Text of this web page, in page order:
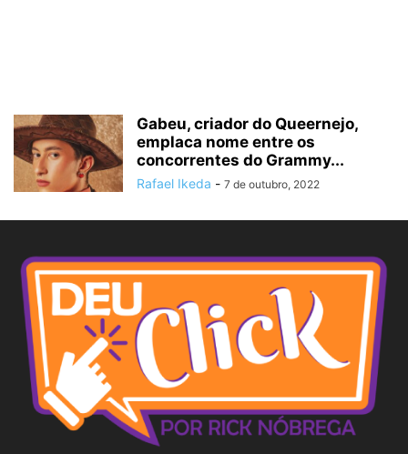
Gabeu, criador do Queernejo,
emplaca nome entre os
concorrentes do Grammy...
Rafael Ikeda - 7 de outubro, 2022